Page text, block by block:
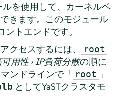
ルを使用して、カーネルベ
きます。このモジュール
ントエンドです。
クセスするには、
root
可用性› IP負荷分散の順に
ンドラインで「 root 」
としてYaSTクラスタモ